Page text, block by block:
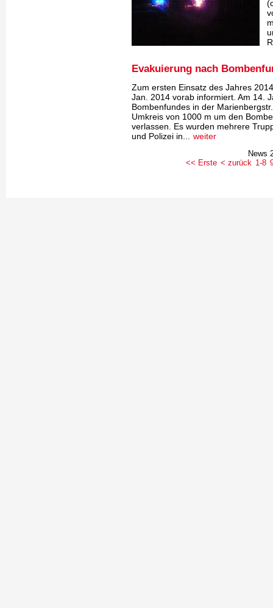
Evakuierung nach
Zum ersten Einsatz des Jahres
Jan. 2014 vorab informiert. Am 14.
Bombenfundes in der
Umkreis von 1000 m um den
verlassen. Es wurden mehrere
und Polizei in...
weiter
News
<< Erste < zurück 1-8